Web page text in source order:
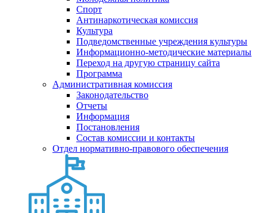
Спорт
Антинаркотическая комиссия
Культура
Подведомственные учреждения культуры
Информационно-методические материалы
Переход на другую страницу сайта
Программа
Административная комиссия
Законодательство
Отчеты
Информация
Постановления
Состав комиссии и контакты
Отдел нормативно-правового обеспечения